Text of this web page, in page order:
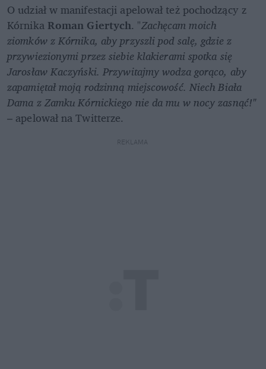
O udział w manifestacji apelował też pochodzący z
Kórnika Roman Giertych. "Zachęcam moich
ziomków z Kórnika, aby przyszli pod salę, gdzie z
przywiezionymi przez siebie klakierami spotka się
Jarosław Kaczyński. Przywitajmy wodza gorąco, aby
zapamiętał moją rodzinną miejscowość. Niech Biała
Dama z Zamku Kórnickiego nie da mu w nocy zasnąć!"
– apelował na Twitterze.
REKLAMA